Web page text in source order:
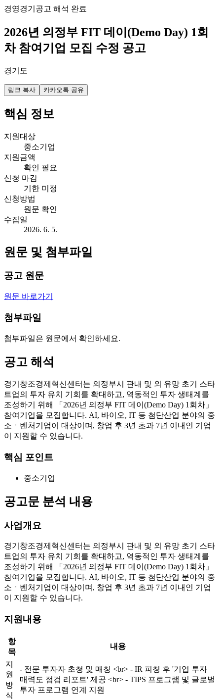
경영경기 공고 해석 완료
2026년 의정부 FIT 데이(Demo Day) 1회
차 참여기업 모집 수정 공고
경기도
링크 복사 카카오톡 공유
핵심 정보
지원대상
중소기업
지원금액
확인 필요
신청 마감
기한 미정
신청방법
원문 확인
수집일
2026. 6. 5.
원문 및 첨부파일
공고 원문
원문 바로가기
첨부파일
첨부파일은 원문에서 확인하세요.
공고 해석
경기창조경제혁신센터는 의정부시 관내 및 외 유망 초기 스타
트업의 투자 유치 기회를 확대하고, 역동적인 투자 생태계를
조성하기 위해 「2026년 의정부 FIT 데이(Demo Day) 1회차」
참여기업을 모집합니다. AI, 바이오, IT 등 첨단산업 분야의 중
소ㆍ벤처기업이 대상이며, 창업 후 3년 초과 7년 이내인 기업
이 지원할 수 있습니다.
핵심 포인트
중소기업
공고문 분석 내용
사업개요
경기창조경제혁신센터는 의정부시 관내 및 외 유망 초기 스타
트업의 투자 유치 기회를 확대하고, 역동적인 투자 생태계를
조성하기 위해 「2026년 의정부 FIT 데이(Demo Day) 1회차」
참여기업을 모집합니다. AI, 바이오, IT 등 첨단산업 분야의 중
소ㆍ벤처기업이 대상이며, 창업 후 3년 초과 7년 이내인 기업
이 지원할 수 있습니다.
지원내용
항
목
내용
지
원
방
식
- 전문 투자자 초청 및 매칭 <br> - IR 피칭 후 '기업 투자
매력도 점검 리포트' 제공 <br> - TIPS 프로그램 및 글로벌
투자 프로그램 연계 지원